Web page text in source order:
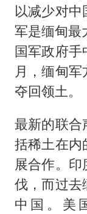
以减少对
军是缅甸最
国军政府
月，缅甸
夺回领土。
最新的联合
括稀土在内
展合作。
伐，而过去
中国。美